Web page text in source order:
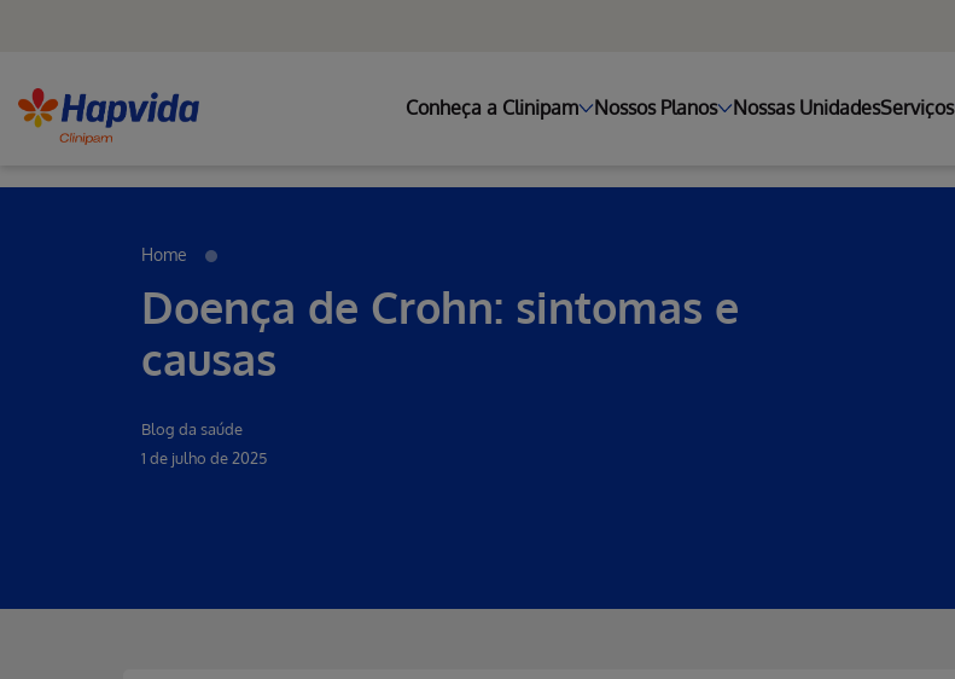
Pular para o Conteúdo principal
Conheça a Clinipam Nossos Planos Nossas UnidadesServiços
Home
Doença de Crohn: sintomas e
causas
Blog da saúde
1 de julho de 2025